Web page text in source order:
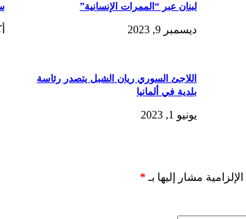
لبنان عبر “الممرات الإنسانية”
ديسمبر 9, 2023
اللاجئ السوري ريان الشبل يتصدر رئاسة
بلدية في ألمانيا
يونيو 1, 2023
مشار إليها بـ *